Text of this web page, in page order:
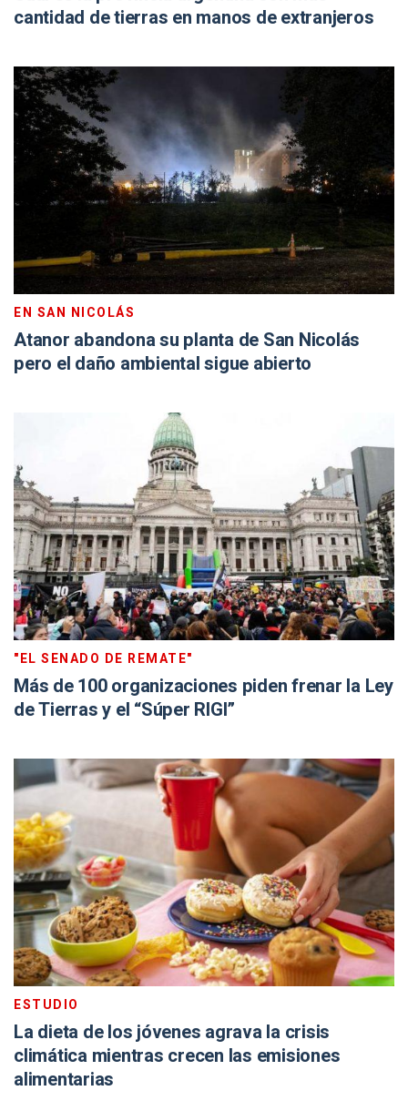
cantidad de tierras en manos de extranjeros
EN SAN NICOLÁS
Atanor abandona su planta de San Nicolás
pero el daño ambiental sigue abierto
"EL SENADO DE REMATE"
Más de 100 organizaciones piden frenar la Ley
de Tierras y el “Súper RIGI”
ESTUDIO
La dieta de los jóvenes agrava la crisis
climática mientras crecen las emisiones
alimentarias